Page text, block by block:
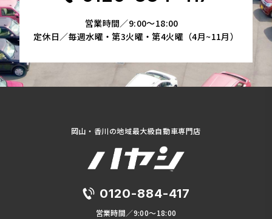
営業時間／9:00～18:00
定休日／毎週水曜・第3火曜・第4火曜（4月~11月）
岡山・香川の地域最大級自動車専門店
0120-884-417
営業時間／9:00～18:00